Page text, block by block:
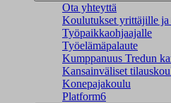
Ota yhteyttä
Koulutukset yrittäjille
Työpaikkaohjaajalle
Työelämäpalaute
Kumppanuus Tredun
Kansainväliset
Konepajakoulu
Platform6